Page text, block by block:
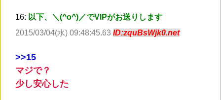
16: 以下、＼(^o^)／でVIPがお送りします
2015/03/04(水) 09:48:45.63 ID:zquBsWjk0.net
>>15
マジで？
少し安心した